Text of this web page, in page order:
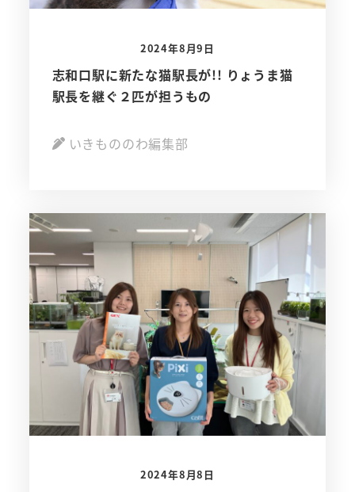
2024年8月9日
志和口駅に新たな猫駅長が!! りょうま猫
駅長を継ぐ２匹が担うもの
いきもののわ編集部
2024年8月8日